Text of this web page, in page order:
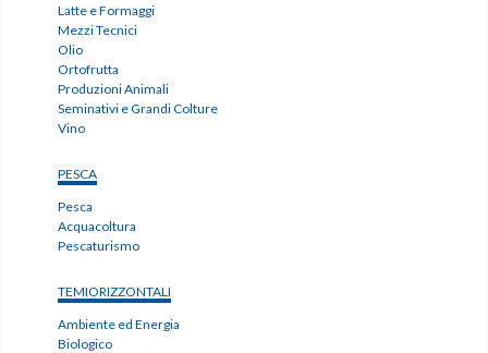
Latte e Formaggi
Mezzi Tecnici
Olio
Ortofrutta
Produzioni Animali
Seminativi e Grandi Colture
Vino
PESCA
Pesca
Acquacoltura
Pescaturismo
TEMIORIZZONTALI
Ambiente ed Energia
Biologico